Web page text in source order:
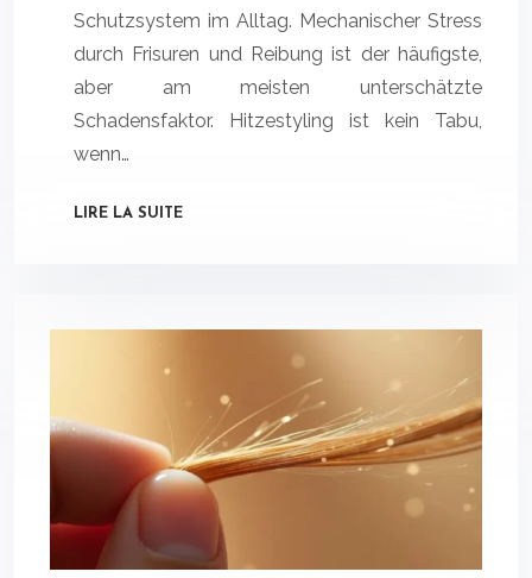
Schutzsystem im Alltag. Mechanischer Stress
durch Frisuren und Reibung ist der häufigste,
aber am meisten unterschätzte
Schadensfaktor. Hitzestyling ist kein Tabu,
wenn…
LIRE LA SUITE